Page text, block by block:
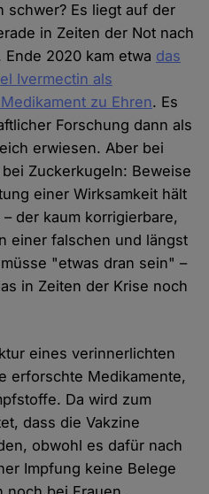
schwer? Es liegt auf der
in Zeiten der Not nach
2020 kam etwa das
Ivermectin als
zu Ehren. Es
Forschung dann als
erwiesen. Aber bei
Zuckerkugeln: Beweise
einer Wirksamkeit hält
der kaum korrigierbare,
einer falschen und längst
"etwas dran sein" –
in Zeiten der Krise noch
eines verinnerlichten
erforschte Medikamente,
Da wird zum
dass die Vakzine
obwohl es dafür nach
Impfung keine Belege